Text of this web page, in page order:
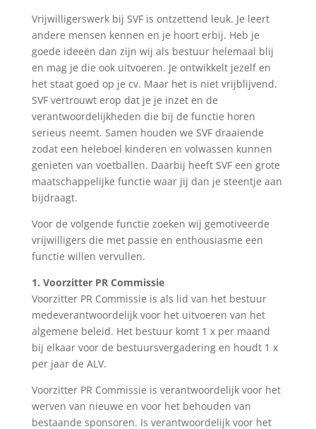
Vrijwilligerswerk bij SVF is ontzettend leuk. Je leert
andere mensen kennen en je hoort erbij. Heb je
goede ideeën dan zijn wij als bestuur helemaal blij
en mag je die ook uitvoeren. Je ontwikkelt jezelf en
het staat goed op je cv. Maar het is niet vrijblijvend.
SVF vertrouwt erop dat je je inzet en de
verantwoordelijkheden die bij de functie horen
serieus neemt. Samen houden we SVF draaiende
zodat een heleboel kinderen en volwassen kunnen
genieten van voetballen. Daarbij heeft SVF een grote
maatschappelijke functie waar jij dan je steentje aan
bijdraagt.
Voor de volgende functie zoeken wij gemotiveerde
vrijwilligers die met passie en enthousiasme een
functie willen vervullen.
1. Voorzitter PR Commissie
Voorzitter PR Commissie is als lid van het bestuur
medeverantwoordelijk voor het uitvoeren van het
algemene beleid. Het bestuur komt 1 x per maand
bij elkaar voor de bestuursvergadering en houdt 1 x
per jaar de ALV.
Voorzitter PR Commissie is verantwoordelijk voor het
werven van nieuwe en voor het behouden van
bestaande sponsoren. Is verantwoordelijk voor het